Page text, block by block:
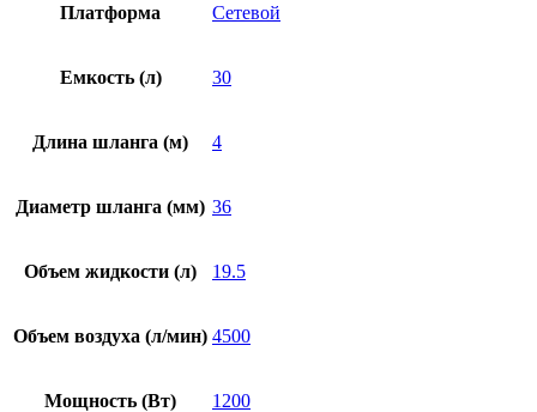
Платформа Сетевой
Емкость (л) 30
Длина шланга (м) 4
Диаметр шланга (мм) 36
Объем жидкости (л) 19.5
Объем воздуха (л/мин) 4500
Мощность (Вт) 1200